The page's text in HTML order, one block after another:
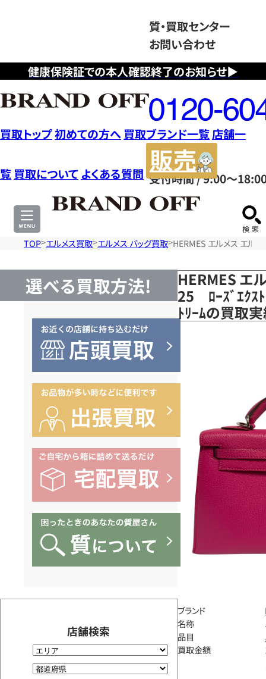
健康保険証での本人確認終了のお知らせ▶
質・買取センター
お問い合わせ
フ
リ
ー
ダ
イ
ヤ
ル
0120604117
受付時間 / 9:00～
買取トップ初めての方へ 買取ブランド一覧店舗一
覧 買取について よくある質問
サ
TOP エルメス買取 エルメス バッグ買取 HERMES エルメス エル
選べる買取方法!
店舗検索
HERMES エ
25 ﾛｰｽﾞｴｸｽﾄ
ﾄﾘｰﾑの買取
ブランド
名称
品目
買取金額